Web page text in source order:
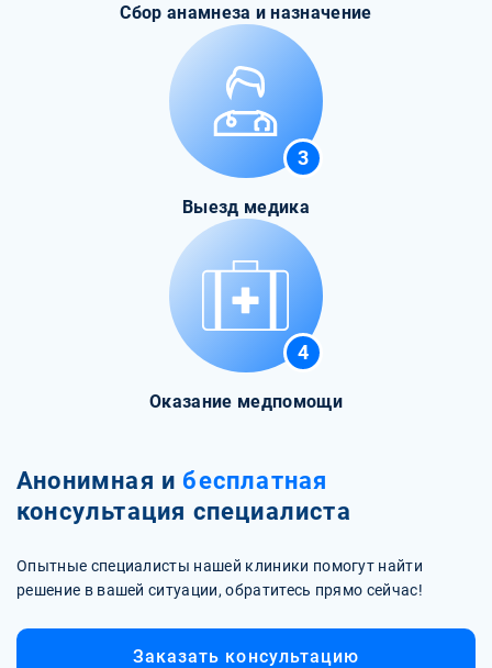
Сбор анамнеза и назначение
3
Выезд медика
4
Оказание медпомощи
Анонимная и бесплатная
консультация специалиста
Опытные специалисты нашей клиники помогут найти
решение в вашей ситуации, обратитесь прямо сейчас!
Заказать консультацию